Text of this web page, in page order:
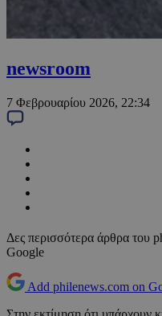
newsroom
7 Φεβρουαρίου 2026, 22:34
Δες περισσότερα άρθρα του
Google
Add philenews.com on